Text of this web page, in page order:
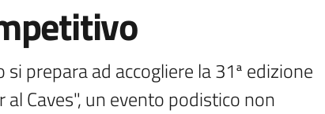
Caves", un evento podistico non